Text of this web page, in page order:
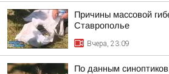
Причины массовой
Ставрополье
Вчера, 23:09
По данным